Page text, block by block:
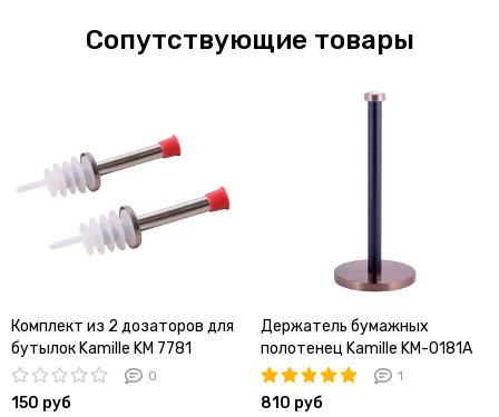
Сопутствующие товары
Комплект из 2 дозаторов для
бутылок Kamille KM 7781
0
150 руб
Держатель бумажных
полотенец Kamille KM-0181A
(медный)
1
810 руб